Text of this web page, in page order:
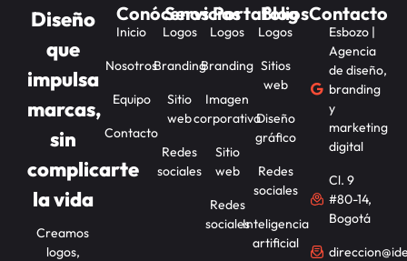
Diseño
que
impulsa
marcas,
sin
complicarte
la vida
Creamos
logos,
Conócenos
Inicio
Nosotros
Equipo
Contacto
Servicios
Logos
Branding
Sitio
web
Redes
sociales
Portafolios
Logos
Branding
Imagen
corporativa
Sitio
web
Redes
sociales
Blog
Logos
Sitios
web
Diseño
gráfico
Redes
sociales
Inteligencia
artificial
Contacto
Esbozo |
Agencia
de diseño,
branding
y
marketing
digital
Cl. 9
#80-14,
Bogotá